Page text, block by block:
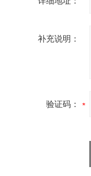
补充说明：
验证码：